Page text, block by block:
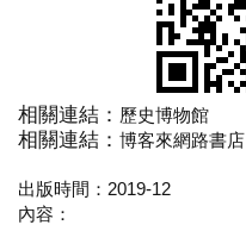
相關連結： 歷史博物館
相關連結： 博客來網路書店
出版時間：2019-12
內容：